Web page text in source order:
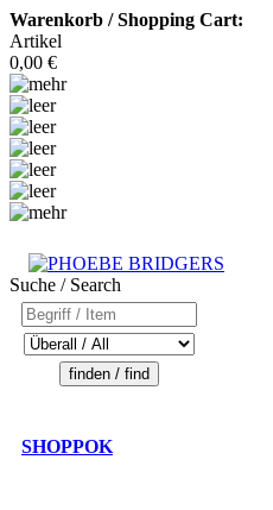
Warenkorb / Shopping Cart:
Artikel
0,00 €
Suche / Search
SHOPPOK